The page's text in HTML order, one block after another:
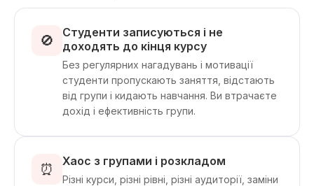
🚫
Студенти записуються і не
доходять до кінця курсу
Без регулярних нагадувань і мотивації
студенти пропускають заняття, відстають
від групи і кидають навчання. Ви втрачаєте
дохід і ефективність групи.
⏰ Хаос з групами і розкладом
Різні курси, різні рівні, різні аудиторії, заміни